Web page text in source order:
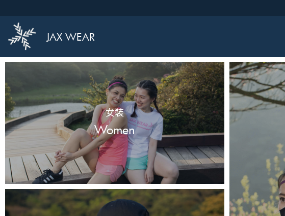
JAX WEAR
女裝
Women